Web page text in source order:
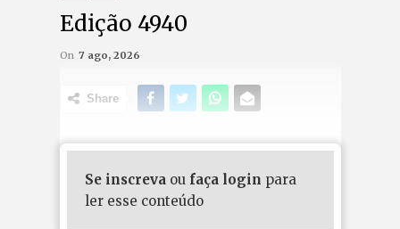
Edição 4940
On 7 ago, 2026
Share
Se inscrevaou faça login para
ler esse conteúdo